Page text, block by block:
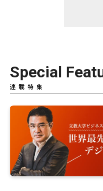
Special
連載特集